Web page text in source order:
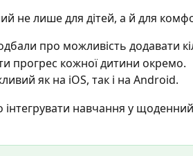
не лише для дітей, а й для
про можливість додавати
прогрес кожної дитини окремо.
як на iOS, так і на Android.
інтегрувати навчання у